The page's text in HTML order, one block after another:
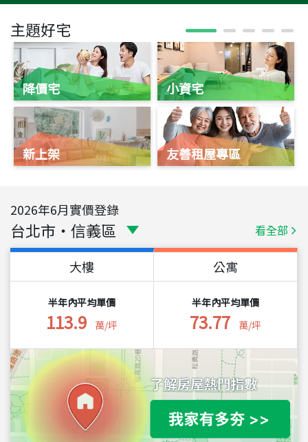
主題好宅
降價宅
新上架
小資宅
友善租屋專區
2026年6月實價登錄
台北市 ・ 信義區 看全部
大樓
半年內平均單價
113.9 萬/坪
公寓
半年內平均單價
73.77 萬/坪